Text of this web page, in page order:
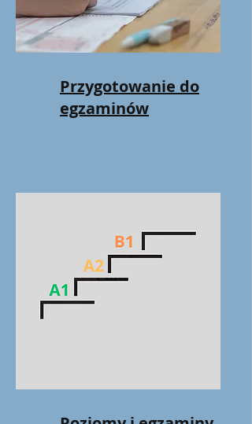
Przygotowanie do
egzaminów